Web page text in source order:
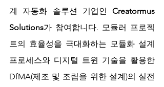
계 자동화 솔루션 기업인 Creatormus
Solutions가 참여합니다. 모듈러 프로젝
트의 효율성을 극대화하는 모듈화 설계
프로세스와 디지털 트윈 기술을 활용한
DfMA(제조 및 조립을 위한 설계)의 실전